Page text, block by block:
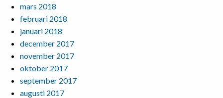
mars 2018
februari 2018
januari 2018
december 2017
november 2017
oktober 2017
september 2017
augusti 2017